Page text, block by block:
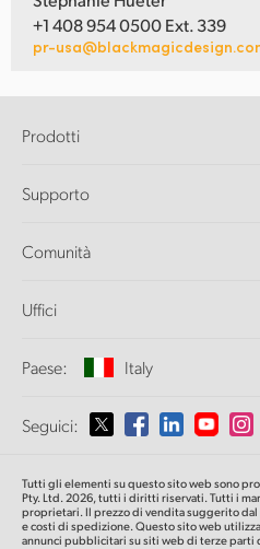
+1 408 954 0500 Ext. 339
pr-
Prodotti
DaVinci Resolve e Fusion
Ultimatte
Acquisizione e riproduzione
Conversione di standard
Monitoraggio
Archiviazione in rete
Routing e distribuzione
Streaming e codifica
Supporto
Centro assistenza
Comunità
Uffici
Chi siamo
Media
Paese: Italy
Seleziona un Paese
Australia
Seguici:
Tutti gli elementi su questo sito web sono
Pty. Ltd. 2026, tutti i diritti riservati. Tutti i
proprietari. Il prezzo di vendita suggerito
e costi di spedizione. Questo sito web
annunci pubblicitari su siti web di terze parti